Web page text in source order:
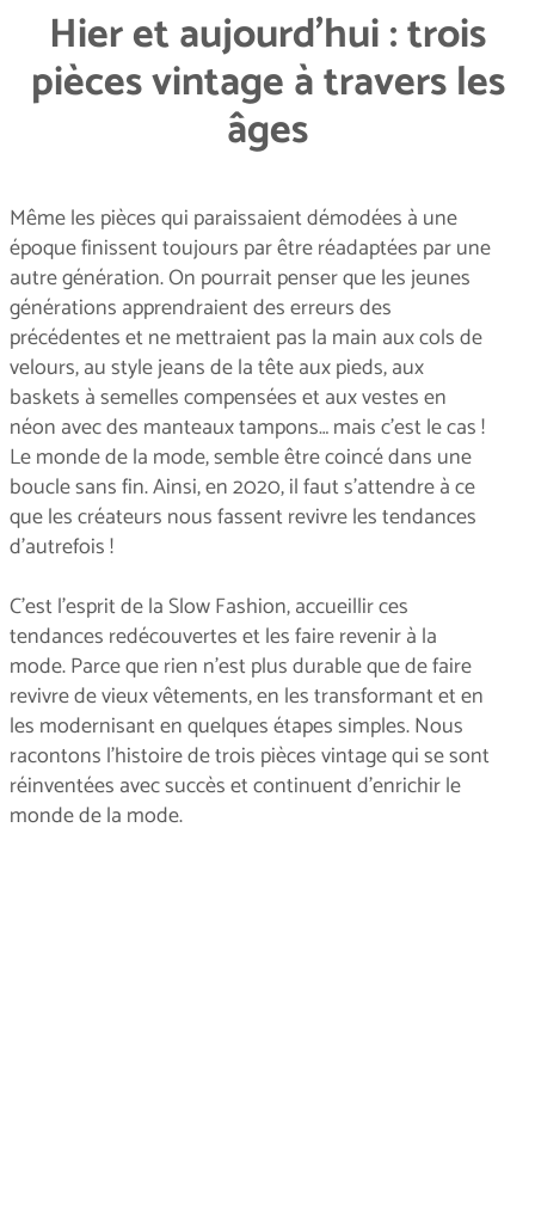
Hier et aujourd'hui : trois
pièces vintage à travers les
âges
Même les pièces qui paraissaient démodées à une
époque finissent toujours par être réadaptées par une
autre génération. On pourrait penser que les jeunes
générations apprendraient des erreurs des
précédentes et ne mettraient pas la main aux cols de
velours, au style jeans de la tête aux pieds, aux
baskets à semelles compensées et aux vestes en
néon avec des manteaux tampons… mais c’est le cas !
Le monde de la mode, semble être coincé dans une
boucle sans fin. Ainsi, en 2020, il faut s’attendre à ce
que les créateurs nous fassent revivre les tendances
d’autrefois !
C’est l'esprit de la Slow Fashion, accueillir ces
tendances redécouvertes et les faire revenir à la
mode. Parce que rien n'est plus durable que de faire
revivre de vieux vêtements, en les transformant et en
les modernisant en quelques étapes simples. Nous
racontons l'histoire de trois pièces vintage qui se sont
réinventées avec succès et continuent d'enrichir le
monde de la mode.